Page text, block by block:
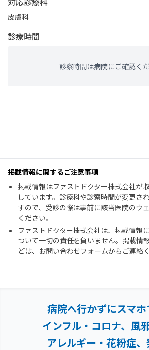
皮膚科
診療時間
診察時間は病院にご確認く
掲載情報に関するご注意事項
掲載情報はファストドクター株式会社が
しています。診療科や診察時間が変更さ
すので、受診の際は事前に該当医院のウ
ください。
ファストドクター株式会社は、掲載情報
ついて一切の責任を負いません。掲載情
どは、お問い合わせフォームからご連絡く
病院へ行かずにスマホ
インフル・コロナ、風邪
アレルギー・花粉症、